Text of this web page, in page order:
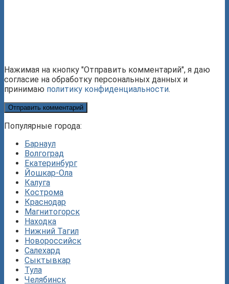
Нажимая на кнопку "Отправить комментарий", я даю
согласие на обработку персональных данных и
принимаю политику конфиденциальности.
Популярные города:
Барнаул
Волгоград
Екатеринбург
Йошкар-Ола
Калуга
Кострома
Краснодар
Магнитогорск
Находка
Нижний Тагил
Новороссийск
Салехард
Сыктывкар
Тула
Челябинск